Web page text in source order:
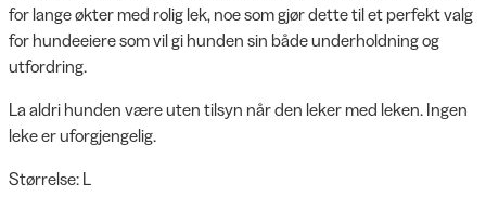
for lange økter med rolig lek, noe som gjør dette til et perfekt valg
for hundeeiere som vil gi hunden sin både underholdning og
utfordring.
La aldri hunden være uten tilsyn når den leker med leken. Ingen
leke er uforgjengelig.
Størrelse: L